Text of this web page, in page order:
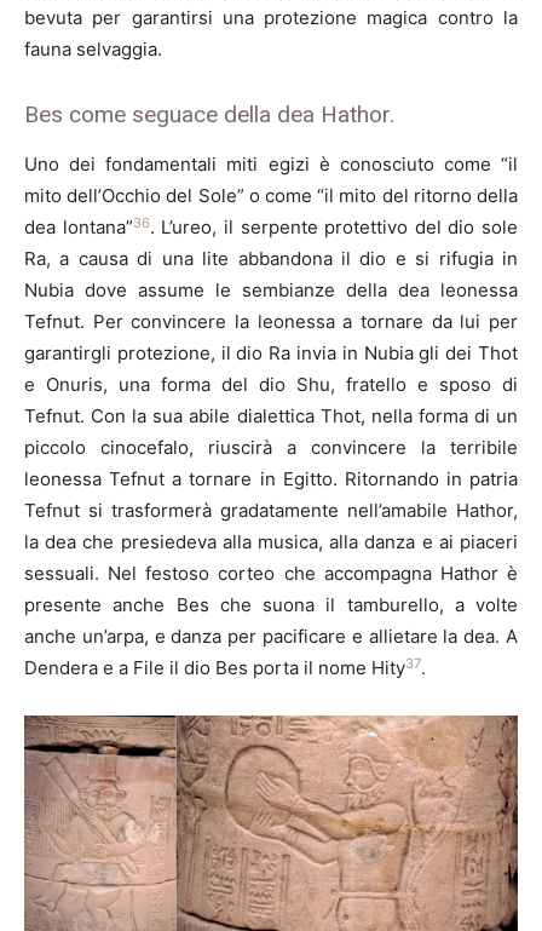
bevuta per garantirsi una protezione magica contro la
fauna selvaggia.
Bes come seguace della dea Hathor.
Uno dei fondamentali miti egizi è conosciuto come “il
mito dell’Occhio del Sole” o come “il mito del ritorno della
dea lontana”36. L’ureo, il serpente protettivo del dio sole
Ra, a causa di una lite abbandona il dio e si rifugia in
Nubia dove assume le sembianze della dea leonessa
Tefnut. Per convincere la leonessa a tornare da lui per
garantirgli protezione, il dio Ra invia in Nubia gli dei Thot
e Onuris, una forma del dio Shu, fratello e sposo di
Tefnut. Con la sua abile dialettica Thot, nella forma di un
piccolo cinocefalo, riuscirà a convincere la terribile
leonessa Tefnut a tornare in Egitto. Ritornando in patria
Tefnut si trasformerà gradatamente nell’amabile Hathor,
la dea che presiedeva alla musica, alla danza e ai piaceri
sessuali. Nel festoso corteo che accompagna Hathor è
presente anche Bes che suona il tamburello, a volte
anche un’arpa, e danza per pacificare e allietare la dea. A
Dendera e a File il dio Bes porta il nome Hity37.